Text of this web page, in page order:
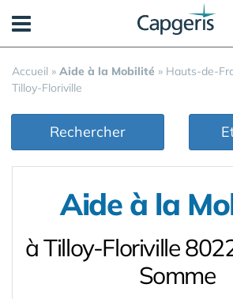
Accueil » Aide à la Mobilité » Hauts-de-
Tilloy-Floriville
Rechercher
Aide à la
à Tilloy-Floriville
Somme